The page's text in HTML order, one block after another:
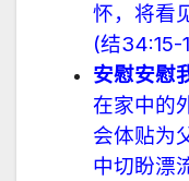
怀，将看
(结34:15-
安慰安慰
在家中的
会体贴为
中切盼漂